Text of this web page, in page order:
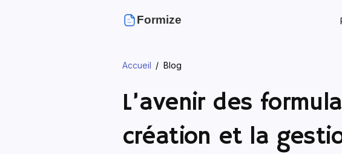
Formize
Accueil Blog
L’avenir des
création et la